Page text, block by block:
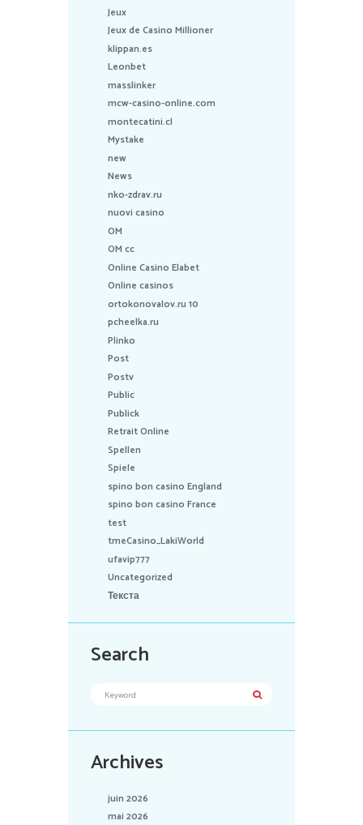
Jeux
Jeux de Casino Millioner
klippan.es
Leonbet
masslinker
mcw-casino-online.com
montecatini.cl
Mystake
new
News
nko-zdrav.ru
nuovi casino
OM
OM cc
Online Casino Elabet
Online casinos
ortokonovalov.ru 10
pcheelka.ru
Plinko
Post
Postv
Public
Publick
Retrait Online
Spellen
Spiele
spino bon casino England
spino bon casino France
test
tmeCasino_LakiWorld
ufavip777
Uncategorized
Текста
Search
Archives
juin 2026
mai 2026